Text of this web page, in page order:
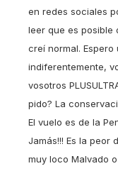
en redes sociales
leer que es posible
creí normal.
indiferentemente,
vosotros
pido? La
El vuelo es de la
Jamás!!! Es la peor
muy loco Malvado